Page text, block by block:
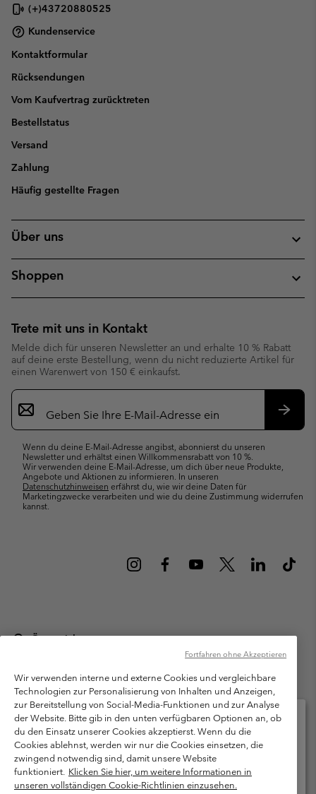
(+)43720880525
Kundenservice
Kontaktformular
Rücksendungen
Vom Kaufvertrag zurücktreten
Bestellstatus
Versand
Zahlung
Häufig gestellte Fragen
Über uns
Shoppen
Trete mit uns in Kontakt
Melde dich für unseren Newsletter an und erhalte 10 % Rabatt
auf deine erste Bestellung, wenn du nicht reduzierte Artikel für
einen Warenwert von 150 € einkaufst.
Newsletter-
Anmeldung
Wenn du deine E-Mail-Adresse angibst, abonnierst du unseren
Newsletter und erhältst einen Willkommensrabatt von 10 %.
Wir verwenden deine E-Mail-Adresse, um dich über neue Produkte,
Angebote und Aktionen zu informieren. In unseren
Datenschutzhinweisen erfährst du, wie wir deine Daten für
Marketingzwecke verarbeiten und wie du deine Zustimmung widerrufen
kannst.
Österreich
Columbia Sportswear Austria GmbH. Moosfeldstraße 1, 5101
Bergheim, Salzburg Österreich. Alle Rechte vorbehalten.
Nutzungsbedingungen
Allgemeine Verkaufsbedingungen
Garantie
Datenschutzerklärung
Bestimmungen und Bedingungen des Mitglieder Programms
Nutzungsbedingungen Für Nutzergenerierte Inhalte
Cookies
Wir verwenden interne und externe Cookies und vergleichbare
Technologien zur Personalisierung von Inhalten und Anzeigen,
zur Bereitstellung von Social-Media-Funktionen und zur Analyse
der Website. Bitte gib in den unten verfügbaren Optionen an, ob
du den Einsatz unserer Cookies akzeptierst. Wenn du die
Cookies ablehnst, werden wir nur die Cookies einsetzen, die
zwingend notwendig sind, damit unsere Website
funktioniert. Klicken Sie hier, um weitere Informationen in
unseren vollständigen Cookie-Richtlinien einzusehen.
Fortfahren ohne Akzeptieren
Bitte wählen Sie Ihr Lieferland und Ihre Sprache
Online-Einkauf verfügbar